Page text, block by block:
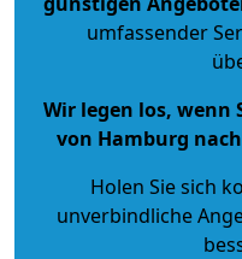
umfassender
Wir legen los, wenn
von Hamburg
Holen Sie sich
unverbindliche